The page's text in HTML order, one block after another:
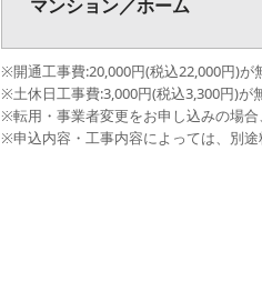
マンション／ホーム
※開通工事費:20,000円(税込22,000円)が
※土休日工事費:3,000円(税込3,300円)が
※転用・事業者変更をお申し込みの場合
※申込内容・工事内容によっては、別途
マンション
ホーム